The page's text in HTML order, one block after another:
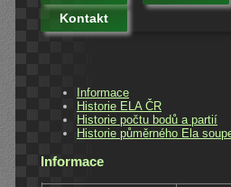
Kontakt
Informace
Historie ELA ČR
Historie počtu bodů a partií
Historie půměrného Ela
Informace